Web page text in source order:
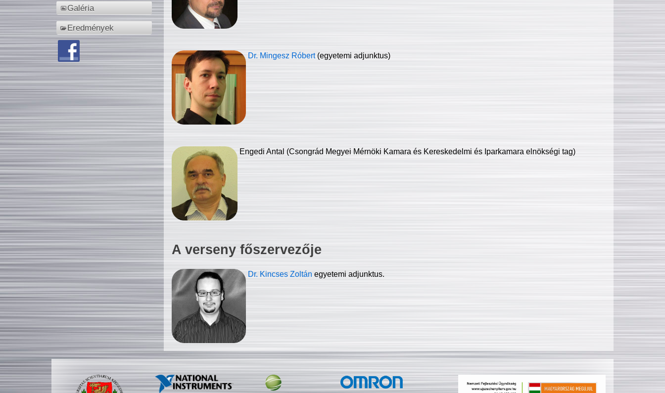
Galéria
Eredmények
Dr. Mingesz Róbert (egyetemi adjunktus)
Engedi Antal (Csongrád Megyei Mérnöki Kamara és Kereskedelmi és Iparkamara elnökségi tag)
A verseny főszervezője
Dr. Kincses Zoltán egyetemi adjunktus.